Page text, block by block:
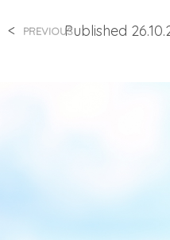
Published
< PREVIOUS